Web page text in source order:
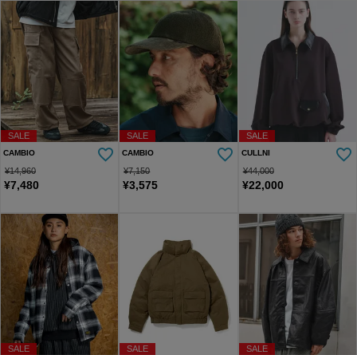
SALE
CAMBIO
¥14,960
¥7,480
SALE
CAMBIO
¥7,150
¥3,575
SALE
CULLNI
¥44,000
¥22,000
SALE SALE SALE